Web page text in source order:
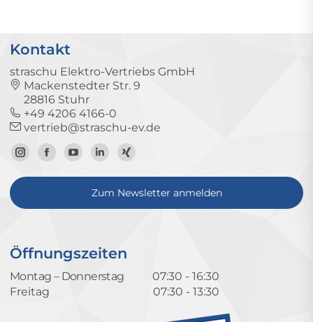
Kontakt
straschu Elektro-Vertriebs GmbH
Mackenstedter Str. 9
28816 Stuhr
+49 4206 4166-0
vertrieb@straschu-ev.de
Zum
Instagram-
Zur
Facebook-
Zum
YouTube-
Kanal
Zum
LinkedIn-
Profil
Zum
Xing-
Profil
Zum Newsletter anmelden
Öffnungszeiten
Montag – Donnerstag
07:30 - 16:30
Freitag
07:30 - 13:30